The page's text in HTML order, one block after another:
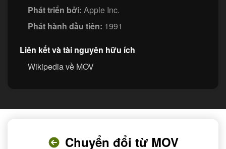
Phát triển bởi: Apple Inc.
Phát hành đầu tiên: 1991
Liên kết và tài nguyên hữu ích
Wikipedia về MOV
Chuyển đổi từ MOV